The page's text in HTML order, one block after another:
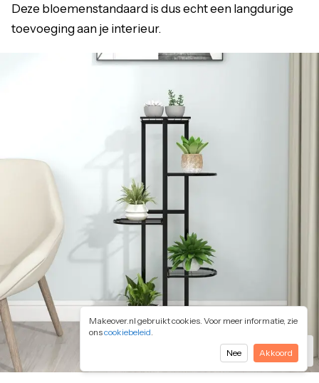
Deze bloemenstandaard is dus echt een langdurige
toevoeging aan je interieur.
vidaXL
Makeover.nl gebruikt cookies. Voor meer informatie, zie
onscookiebeleid.
Nee
Akkoord